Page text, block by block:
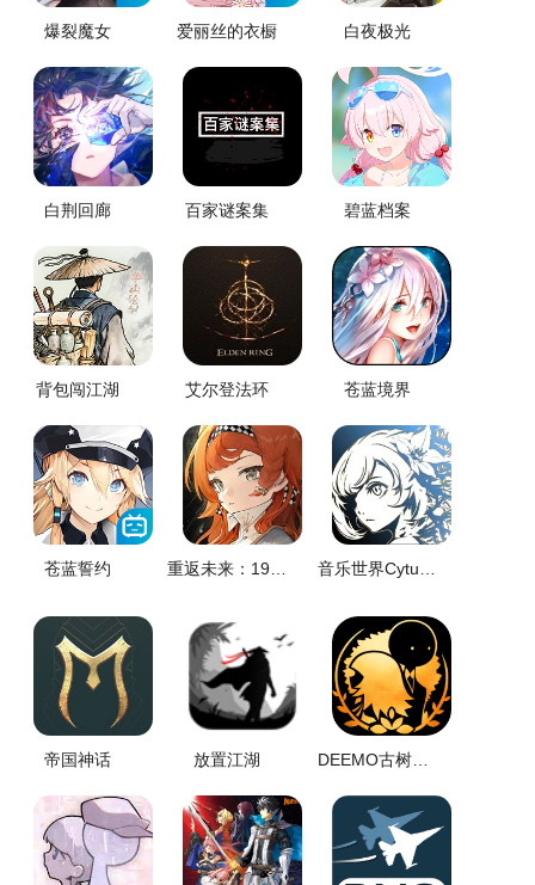
爆裂魔女 爱丽丝的衣橱 白夜极光
白荆回廊 百家谜案集 碧蓝档案
背包闯江湖 艾尔登法环 苍蓝境界
苍蓝誓约 重返未来：1999 音乐世界Cytus II
帝国神话 放置江湖 DEEMO古树旋律